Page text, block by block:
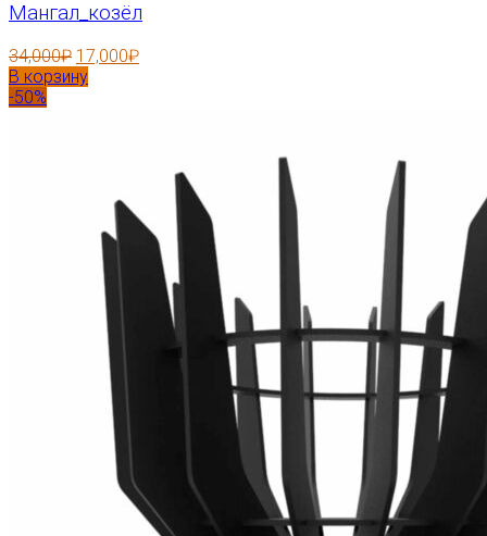
Мангал_козёл
34,000₽ 17,000₽
В корзину
-50%